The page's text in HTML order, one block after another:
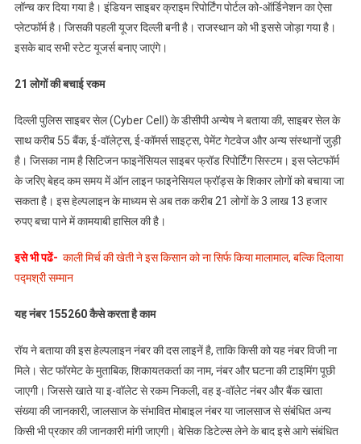
लॉन्च कर दिया गया है। इंडियन साइबर क्राइम रिपोर्टिंग पोर्टल को-ऑर्डिनेशन का ऐसा
प्लेटफॉर्म है। जिसकी पहली यूजर दिल्ली बनी है। राजस्थान को भी इससे जोड़ा गया है।
इसके बाद सभी स्टेट यूजर्स बनाए जाएंगे।
21 लोगों की बचाई रकम
दिल्ली पुलिस साइबर सेल (Cyber Cell) के डीसीपी अन्येष ने बताया की, साइबर सेल के
साथ करीब 55 बैंक, ई-वॉलेट्स, ई-कॉमर्स साइट्स, पेमेंट गेटवेज और अन्य संस्थानों जुड़ी
है। जिसका नाम है सिटिजन फाइनेंसियल साइबर फ्रॉड रिपोर्टिंग सिस्टम। इस प्लेटफॉर्म
के जरिए बेहद कम समय में ऑन लाइन फाइनेसियल फ्रॉड्स के शिकार लोगों को बचाया जा
सकता है। इस हेल्पलाइन के माध्यम से अब तक करीब 21 लोगों के 3 लाख 13 हजार
रुपए बचा पाने में कामयाबी हासिल की है।
इसे भी पढें- काली मिर्च की खेती ने इस किसान को ना सिर्फ किया मालामाल, बल्कि दिलाया
पद्मश्री सम्मान
यह नंबर 155260 कैसे करता है काम
रॉय ने बताया की इस हेल्पलाइन नंबर की दस लाइनें है, ताकि किसी को यह नंबर विजी ना
मिले। सेट फॉरमेट के मुताबिक, शिकायतकर्ता का नाम, नंबर और घटना की टाइमिंग पूछी
जाएगी। जिससे खाते या इ-वॉलेट से रकम निकली, वह इ-वॉलेट नंबर और बैंक खाता
संख्या की जानकारी, जालसाज के संभावित मोबाइल नंबर या जालसाज से संबंधित अन्य
किसी भी प्रकार की जानकारी मांगी जाएगी। बेसिक डिटेल्स लेने के बाद इसे आगे संबंधित